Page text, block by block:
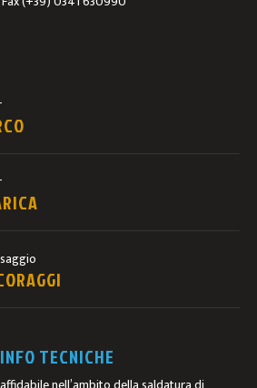
TECNICHE